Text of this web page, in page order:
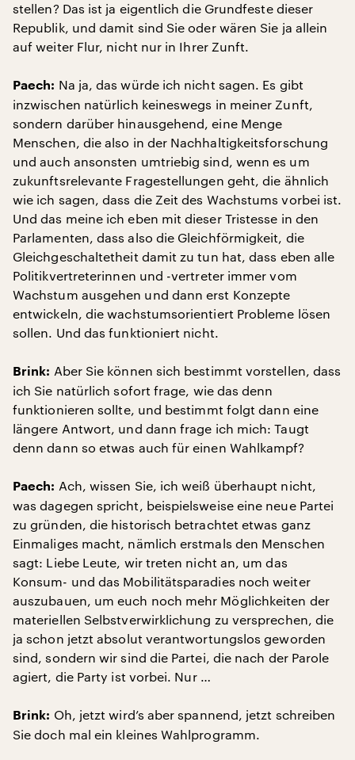
stellen? Das ist ja eigentlich die Grundfeste dieser
Republik, und damit sind Sie oder wären Sie ja allein
auf weiter Flur, nicht nur in Ihrer Zunft.
Paech: Na ja, das würde ich nicht sagen. Es gibt
inzwischen natürlich keineswegs in meiner Zunft,
sondern darüber hinausgehend, eine Menge
Menschen, die also in der Nachhaltigkeitsforschung
und auch ansonsten umtriebig sind, wenn es um
zukunftsrelevante Fragestellungen geht, die ähnlich
wie ich sagen, dass die Zeit des Wachstums vorbei ist.
Und das meine ich eben mit dieser Tristesse in den
Parlamenten, dass also die Gleichförmigkeit, die
Gleichgeschaltetheit damit zu tun hat, dass eben alle
Politikvertreterinnen und -vertreter immer vom
Wachstum ausgehen und dann erst Konzepte
entwickeln, die wachstumsorientiert Probleme lösen
sollen. Und das funktioniert nicht.
Brink: Aber Sie können sich bestimmt vorstellen, dass
ich Sie natürlich sofort frage, wie das denn
funktionieren sollte, und bestimmt folgt dann eine
längere Antwort, und dann frage ich mich: Taugt
denn dann so etwas auch für einen Wahlkampf?
Paech: Ach, wissen Sie, ich weiß überhaupt nicht,
was dagegen spricht, beispielsweise eine neue Partei
zu gründen, die historisch betrachtet etwas ganz
Einmaliges macht, nämlich erstmals den Menschen
sagt: Liebe Leute, wir treten nicht an, um das
Konsum- und das Mobilitätsparadies noch weiter
auszubauen, um euch noch mehr Möglichkeiten der
materiellen Selbstverwirklichung zu versprechen, die
ja schon jetzt absolut verantwortungslos geworden
sind, sondern wir sind die Partei, die nach der Parole
agiert, die Party ist vorbei. Nur …
Brink: Oh, jetzt wird’s aber spannend, jetzt schreiben
Sie doch mal ein kleines Wahlprogramm.